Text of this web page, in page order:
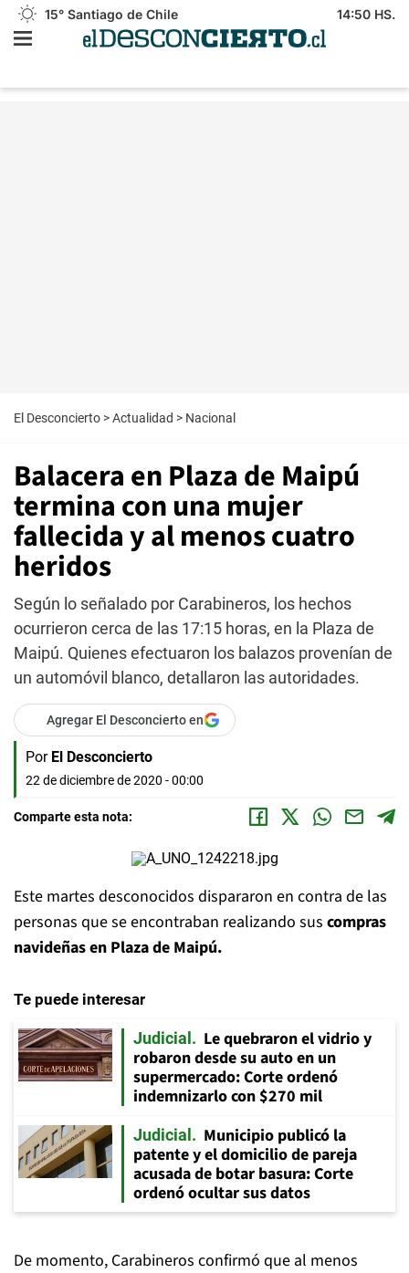
15° Santiago de Chile 14:50 HS.
El Desconcierto >Actualidad > Nacional
Balacera en Plaza de Maipú
termina con una mujer
fallecida y al menos cuatro
heridos
Según lo señalado por Carabineros, los hechos
ocurrieron cerca de las 17:15 horas, en la Plaza de
Maipú. Quienes efectuaron los balazos provenían de
un automóvil blanco, detallaron las autoridades.
Agregar El Desconcierto en
Por El Desconcierto
22 de diciembre de 2020 - 00:00
Comparte esta nota:
Este martes desconocidos dispararon en contra de las
personas que se encontraban realizando sus compras
navideñas en Plaza de Maipú.
Te puede interesar
Judicial
Le quebraron el vidrio y
robaron desde su auto en un
supermercado: Corte ordenó
indemnizarlo con $270 mil
Judicial
Municipio publicó la
patente y el domicilio de pareja
acusada de botar basura: Corte
ordenó ocultar sus datos
De momento, Carabineros confirmó que al menos